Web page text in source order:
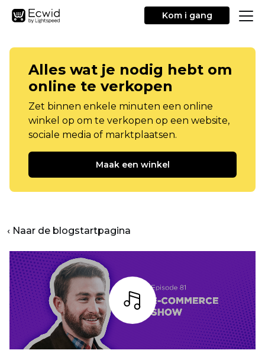
Kom i gang
Alles wat je nodig hebt om
online te verkopen
Zet binnen enkele minuten een online
winkel op om te verkopen op een website,
sociale media of marktplaatsen.
Maak een winkel
‹ Naar de blogstartpagina